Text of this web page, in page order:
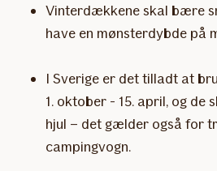
Vinterdækkene skal bære
have en mønsterdybde på
I Sverige er det tilladt at
1. oktober - 15. april, og de
hjul – det gælder også for
campingvogn.